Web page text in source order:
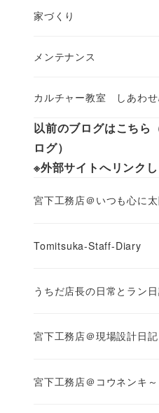
家づくり
メンテナンス
カルチャー教室 しあわ
以前のブログはこちら
ログ）
※外部サイトへリンクし
宮下工務店＠いつも心に太
Tomitsuka-Staff-Diary
うちだ店長の日常とラン日
宮下工務店＠現場設計日記
宮下工務店＠コウネンキ